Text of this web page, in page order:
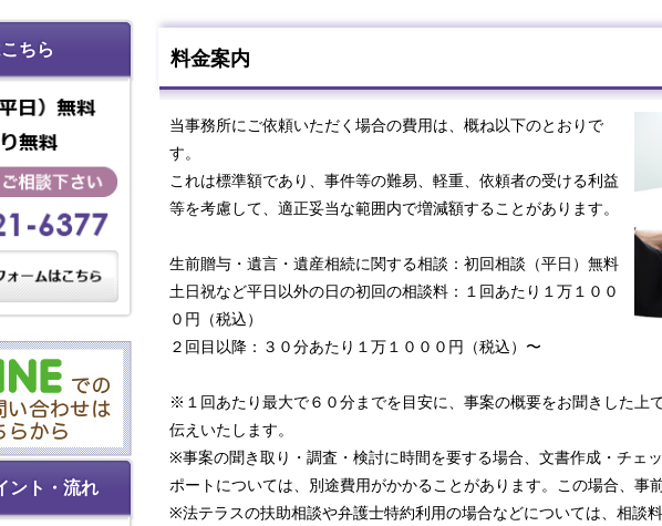
塩田 菜穂子 弁護士 近藤 裕起 弁護士
料金案内
当事務所にご依頼いただく場合の費用は、概ね以下のとおりで
す。
これは標準額であり、事件等の難易、軽重、依頼者の受ける利益
等を考慮して、適正妥当な範囲内で増減額することがあります。
生前贈与・遺言・遺産相続に関する相談：初回相談（平日）無料
土日祝など平日以外の日の初回の相談料：１回あたり１万１００
０円（税込）
２回目以降：３０分あたり１万１０００円（税込）〜
※１回あたり最大で６０分までを目安に、事案の概要をお聞きした上
伝えいたします。
※事案の聞き取り・調査・検討に時間を要する場合、文書作成・チェ
ポートについては、別途費用がかかることがあります。この場合、事
※法テラスの扶助相談や弁護士特約利用の場合などについては、相談
ちら
ント・流れ